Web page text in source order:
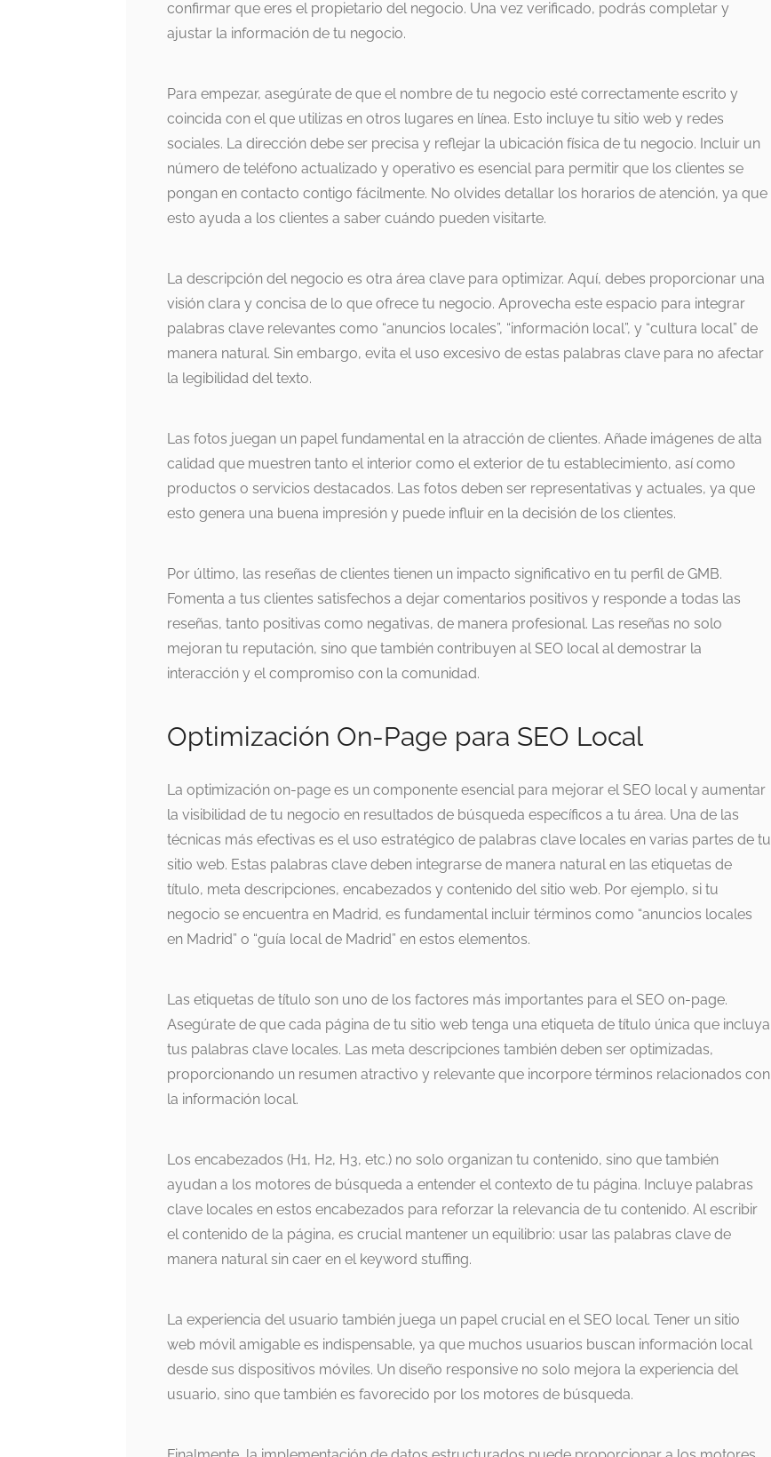
confirmar que eres el propietario del negocio. Una vez verificado, podrás completar y
ajustar la información de tu negocio.
Para empezar, asegúrate de que el nombre de tu negocio esté correctamente escrito y
coincida con el que utilizas en otros lugares en línea. Esto incluye tu sitio web y redes
sociales. La dirección debe ser precisa y reflejar la ubicación física de tu negocio. Incluir un
número de teléfono actualizado y operativo es esencial para permitir que los clientes se
pongan en contacto contigo fácilmente. No olvides detallar los horarios de atención, ya que
esto ayuda a los clientes a saber cuándo pueden visitarte.
La descripción del negocio es otra área clave para optimizar. Aquí, debes proporcionar una
visión clara y concisa de lo que ofrece tu negocio. Aprovecha este espacio para integrar
palabras clave relevantes como “anuncios locales”, “información local”, y “cultura local” de
manera natural. Sin embargo, evita el uso excesivo de estas palabras clave para no afectar
la legibilidad del texto.
Las fotos juegan un papel fundamental en la atracción de clientes. Añade imágenes de alta
calidad que muestren tanto el interior como el exterior de tu establecimiento, así como
productos o servicios destacados. Las fotos deben ser representativas y actuales, ya que
esto genera una buena impresión y puede influir en la decisión de los clientes.
Por último, las reseñas de clientes tienen un impacto significativo en tu perfil de GMB.
Fomenta a tus clientes satisfechos a dejar comentarios positivos y responde a todas las
reseñas, tanto positivas como negativas, de manera profesional. Las reseñas no solo
mejoran tu reputación, sino que también contribuyen al SEO local al demostrar la
interacción y el compromiso con la comunidad.
Optimización On-Page para SEO Local
La optimización on-page es un componente esencial para mejorar el SEO local y aumentar
la visibilidad de tu negocio en resultados de búsqueda específicos a tu área. Una de las
técnicas más efectivas es el uso estratégico de palabras clave locales en varias partes de tu
sitio web. Estas palabras clave deben integrarse de manera natural en las etiquetas de
título, meta descripciones, encabezados y contenido del sitio web. Por ejemplo, si tu
negocio se encuentra en Madrid, es fundamental incluir términos como “anuncios locales
en Madrid” o “guía local de Madrid” en estos elementos.
Las etiquetas de título son uno de los factores más importantes para el SEO on-page.
Asegúrate de que cada página de tu sitio web tenga una etiqueta de título única que incluya
tus palabras clave locales. Las meta descripciones también deben ser optimizadas,
proporcionando un resumen atractivo y relevante que incorpore términos relacionados con
la información local.
Los encabezados (H1, H2, H3, etc.) no solo organizan tu contenido, sino que también
ayudan a los motores de búsqueda a entender el contexto de tu página. Incluye palabras
clave locales en estos encabezados para reforzar la relevancia de tu contenido. Al escribir
el contenido de la página, es crucial mantener un equilibrio: usar las palabras clave de
manera natural sin caer en el keyword stuffing.
La experiencia del usuario también juega un papel crucial en el SEO local. Tener un sitio
web móvil amigable es indispensable, ya que muchos usuarios buscan información local
desde sus dispositivos móviles. Un diseño responsive no solo mejora la experiencia del
usuario, sino que también es favorecido por los motores de búsqueda.